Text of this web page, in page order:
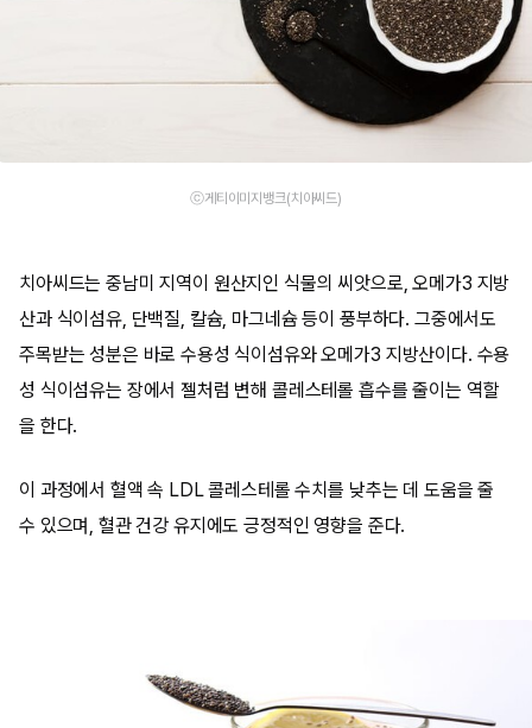
ⓒ게티이미지뱅크(치아씨드)
치아씨드는 중남미 지역이 원산지인 식물의 씨앗으로, 오메가3 지방
산과 식이섬유, 단백질, 칼슘, 마그네슘 등이 풍부하다. 그중에서도
주목받는 성분은 바로 수용성 식이섬유와 오메가3 지방산이다. 수용
성 식이섬유는 장에서 젤처럼 변해 콜레스테롤 흡수를 줄이는 역할
을 한다.
이 과정에서 혈액 속 LDL 콜레스테롤 수치를 낮추는 데 도움을 줄
수 있으며, 혈관 건강 유지에도 긍정적인 영향을 준다.